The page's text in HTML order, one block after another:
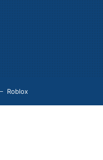
Roblox